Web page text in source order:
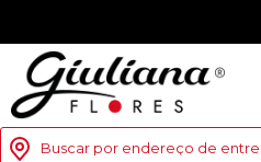
Buscar por endereço de